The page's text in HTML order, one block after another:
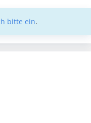
bitte ein.